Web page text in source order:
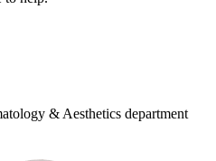
& Aesthetics department